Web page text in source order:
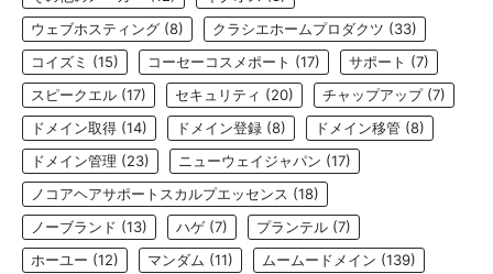
ウェブホスティング (8) クラシエホームプロダクツ (33)
コイズミ (15) コーセーコスメポート (17) サポート (7)
スピークエル (17) セキュリティ (20) チャップアップ(7)
ドメイン取得 (14) ドメイン登録 (8) ドメイン移管 (8)
ドメイン管理 (23) ニューウェイジャパン (17)
ノコアヘアサポートスカルプエッセンス (18)
ノーブランド (13) ハゲ (7) プランテル (7)
ホーユー (12) マンダム (11) ムームードメイン (139)